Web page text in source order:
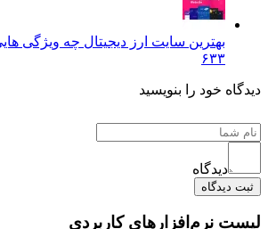
بهترین سایت ارز دیجیتال چه ویژگی‌
۶۳۳
دیدگاه خود را بنویسید
دیدگاه
ثبت دیدگاه
لیست نرم‌افزارهای کاربردی